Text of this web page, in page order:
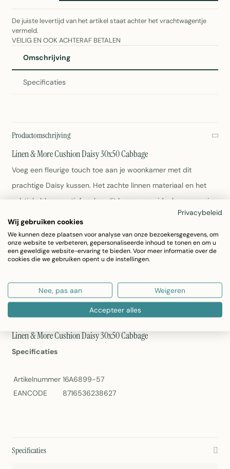
De juiste levertijd van het artikel staat achter het vrachtwagentje
vermeld.
VEILIG EN OOK ACHTERAF BETALEN
Omschrijving
Specificaties
Productomschrijving
Linen & More Cushion Daisy 30x50 Cabbage
Voeg een fleurige touch toe aan je woonkamer met dit
prachtige Daisy kussen. Het zachte linnen materiaal en het
subtiele bloemmotief maken dit kussen een ideale accessoire
voor elk interieur. Met zijn compacte afmeting van 30x50 cm
past het perfect op stoelen, banken of bedden.
Afmeting: 30x50 cm
Materiaal: Linnen
Artikelnummer: 16A6899-57
EAN-code: 8716536238627
Merk: Linen & More
Linen & More Cushion Daisy 30x50 Cabbage
Specificaties
Artikelnummer 16A6899-57
EANCODE
8716536238627
Specificaties
Privacybeleid
Wij gebruiken cookies
We kunnen deze plaatsen voor analyse van onze bezoekersgegevens, om
onze website te verbeteren, gepersonaliseerde inhoud te tonen en om u
een geweldige website-ervaring te bieden. Voor meer informatie over de
cookies die we gebruiken opent u de instellingen.
Nee, pas aan Weigeren
Accepteer alles